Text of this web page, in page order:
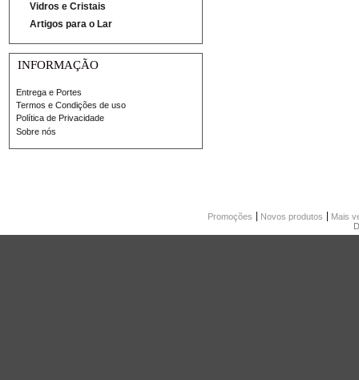
Vidros e Cristais
Artigos para o Lar
INFORMAÇÃO
Entrega e Portes
Termos e Condições de uso
Política de Privacidade
Sobre nós
Promoções Novos produtos
Mais